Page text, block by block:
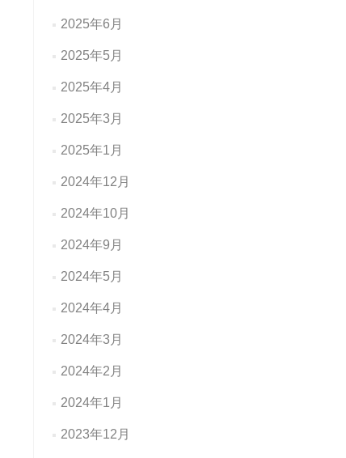
2025年6月
2025年5月
2025年4月
2025年3月
2025年1月
2024年12月
2024年10月
2024年9月
2024年5月
2024年4月
2024年3月
2024年2月
2024年1月
2023年12月